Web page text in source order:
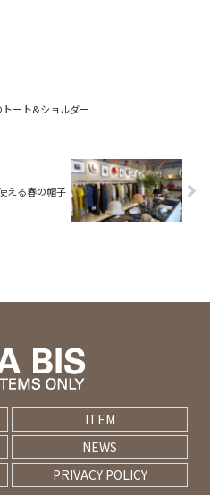
ート&ショルダー
える春の帽子
ITEM
NEWS
PRIVACY POLICY